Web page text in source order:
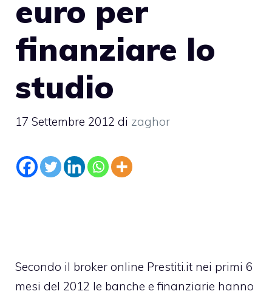
euro per
finanziare lo
studio
17 Settembre 2012 di zaghor
Secondo il broker online Prestiti.it nei primi 6
mesi del 2012 le banche e finanziarie hanno